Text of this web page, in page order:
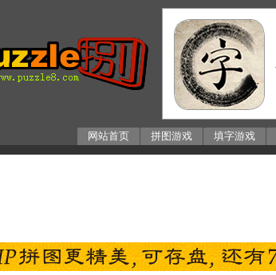
网站首页 拼图游戏 填字游戏